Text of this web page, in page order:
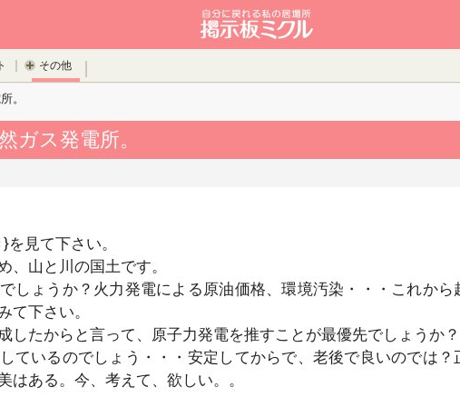
その他
。
ガス発電所。
見て下さい。
山と川の国土です。
しょうか？火力発電による原油価格、環境汚染・・・これから
て下さい。
したからと言って、原子力発電を推すことが最優先でしょうか？
ているのでしょう・・・安定してからで、老後で良いのでは？
はある。今、考えて、欲しい。。